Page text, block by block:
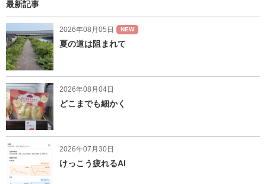
最新記事
2026年08月05日 NEW
夏の道は阻まれて
2026年08月04日
どこまでも細かく
2026年07月30日
けっこう疲れるAI